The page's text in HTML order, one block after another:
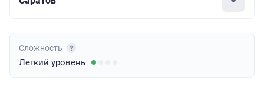
Сложность
Легкий уровень